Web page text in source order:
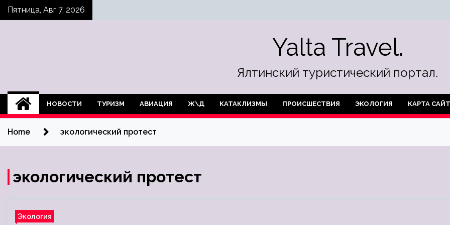
SkipПятница, Авг 7, 2026
Yalta Travel.
Ялтинский туристический портал.
НОВОСТИ ТУРИЗМ АВИАЦИЯ Ж\Д КАТАКЛИЗМЫ ПРОИСШЕСТВИЯ ЭКОЛОГИЯ КАРТА
Home экологический протест
экологический протест
Экология